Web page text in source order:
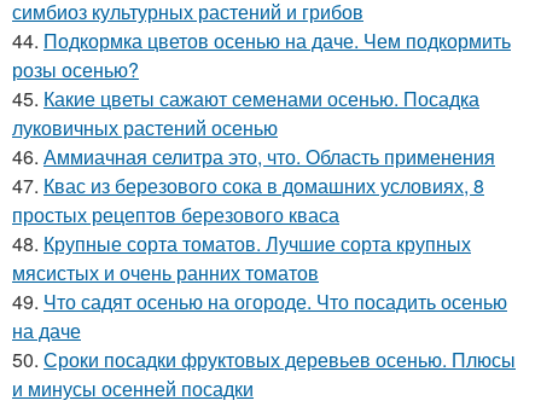
симбиоз культурных растений и грибов
44. Подкормка цветов осенью на даче. Чем подкормить
розы осенью?
45. Какие цветы сажают семенами осенью. Посадка
луковичных растений осенью
46. Аммиачная селитра это, что. Область применения
47. Квас из березового сока в домашних условиях, 8
простых рецептов березового кваса
48. Крупные сорта томатов. Лучшие сорта крупных
мясистых и очень ранних томатов
49. Что садят осенью на огороде. Что посадить осенью
на даче
50. Сроки посадки фруктовых деревьев осенью. Плюсы
и минусы осенней посадки